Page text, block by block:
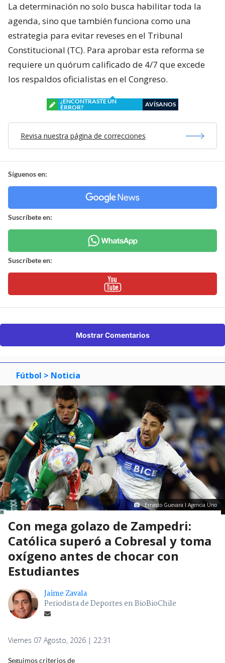
La determinación no solo busca habilitar toda la
agenda, sino que también funciona como una
estrategia para evitar reveses en el Tribunal
Constitucional (TC). Para aprobar esta reforma se
requiere un quórum calificado de 4/7 que excede
los respaldos oficialistas en el Congreso.
¿ENCONTRASTE UN
ERROR?
AVÍSANOS
Revisa nuestra página de correcciones
Síguenos en:
Suscríbete en:
Suscríbete en:
Mostrar Comentarios
Fútbol > Noticia
Ernesto Guevara I Agencia Uno
Con mega golazo de Zampedri:
Católica superó a Cobresal y toma
oxígeno antes de chocar con
Estudiantes
Jaime Zavala
Periodista de Deportes en BioBioChile
Viernes 07 Agosto, 2026 | 22:31
Seguimos criterios de